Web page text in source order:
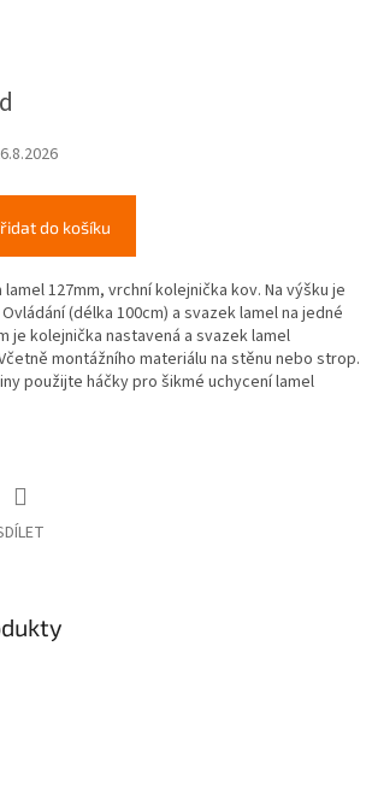
do košíku
127mm, vrchní kolejnička kov. Na výšku je
(délka 100cm) a svazek lamel na jedné
je kolejnička nastavená a svazek lamel
montážního materiálu na stěnu nebo strop.
použijte háčky pro šikmé uchycení lamel